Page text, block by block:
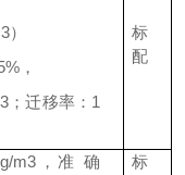
，
；迁移率：1
标
配
m3，准 确
标